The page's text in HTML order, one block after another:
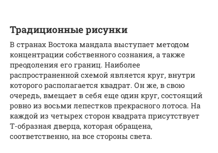
Традиционные рисунки
В странах Востока мандала выступает методом
концентрации собственного сознания, а также
преодоления его границ. Наиболее
распространенной схемой является круг, внутри
которого располагается квадрат. Он же, в свою
очередь, вмещает в себя еще один круг, состоящий
ровно из восьми лепестков прекрасного лотоса. На
каждой из четырех сторон квадрата присутствует
Т-образная дверца, которая обращена,
соответственно, на все стороны света.